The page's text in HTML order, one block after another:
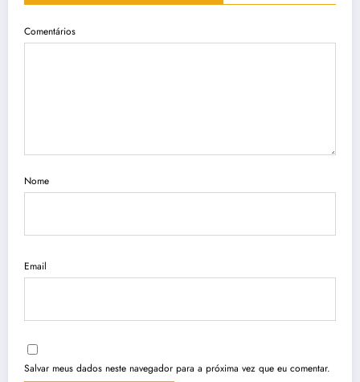
Comentários
Nome
Email
Salvar meus dados neste navegador para a próxima vez que eu comentar.